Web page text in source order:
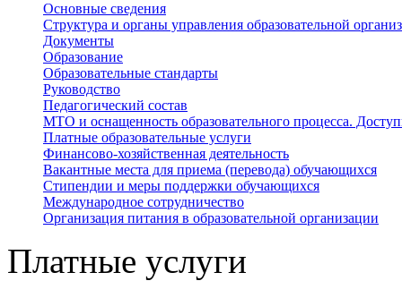
Основные сведения
Структура и органы управления образовательной
Документы
Образование
Образовательные стандарты
Руководство
Педагогический состав
МТО и оснащенность образовательного процесса.
Платные образовательные услуги
Финансово-хозяйственная деятельность
Вакантные места для приема (перевода) обучающихся
Стипендии и меры поддержки обучающихся
Международное сотрудничество
Организация питания в образовательной организации
Платные услуги